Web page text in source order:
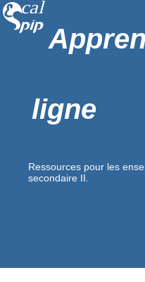
ligne
Ressources pour les
secondaire II.